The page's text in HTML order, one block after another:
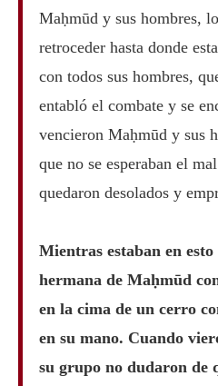
Maḥmūd y sus hombres,
retroceder hasta donde
con todos sus hombres,
entabló el combate y se
vencieron Maḥmūd y sus
que no se esperaban el
quedaron desolados y
Mientras estaban en
hermana de Maḥmūd
en la cima de un cerro
en su mano. Cuando
su grupo no dudaron de